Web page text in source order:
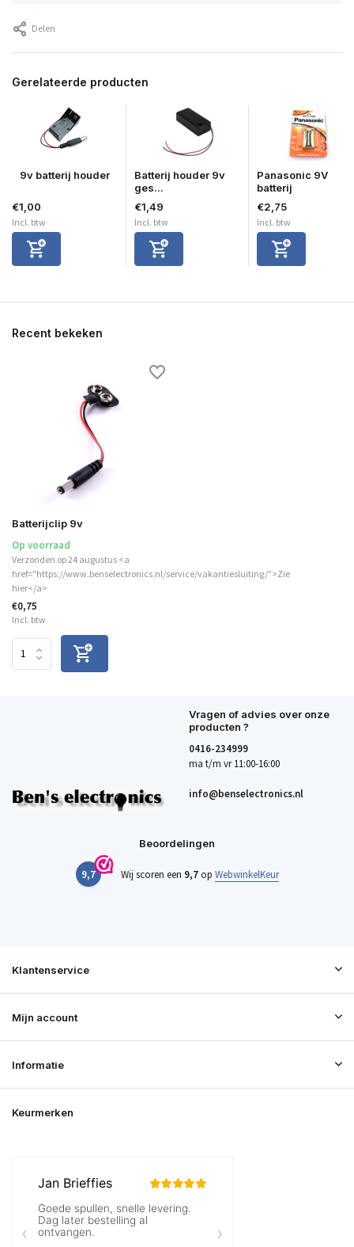
Delen
Gerelateerde producten
9v batterij houder
€1,00
Incl. btw
Batterij houder 9v
ges...
€1,49
Incl. btw
Panasonic 9V
batterij
€2,75
Incl. btw
Recent bekeken
Batterijclip 9v
Op voorraad
Verzonden op 24 augustus <a
href="https://www.benselectronics.nl/service/vakantiesluiting/">Zie
hier</a>
€0,75
Incl. btw
Vragen of advies over onze
producten ?
0416-234999
ma t/m vr 11:00-16:00
info@benselectronics.nl
Beoordelingen
9,7 Wij scoren een 9,7op WebwinkelKeur
Klantenservice
Mijn account
Informatie
Keurmerken